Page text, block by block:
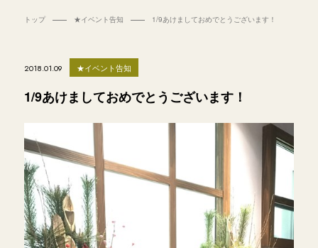
トップ ★イベント告知 1/9あけましておめでとうございます！
2018.01.09 ★イベント告知
1/9あけましておめでとうございます！